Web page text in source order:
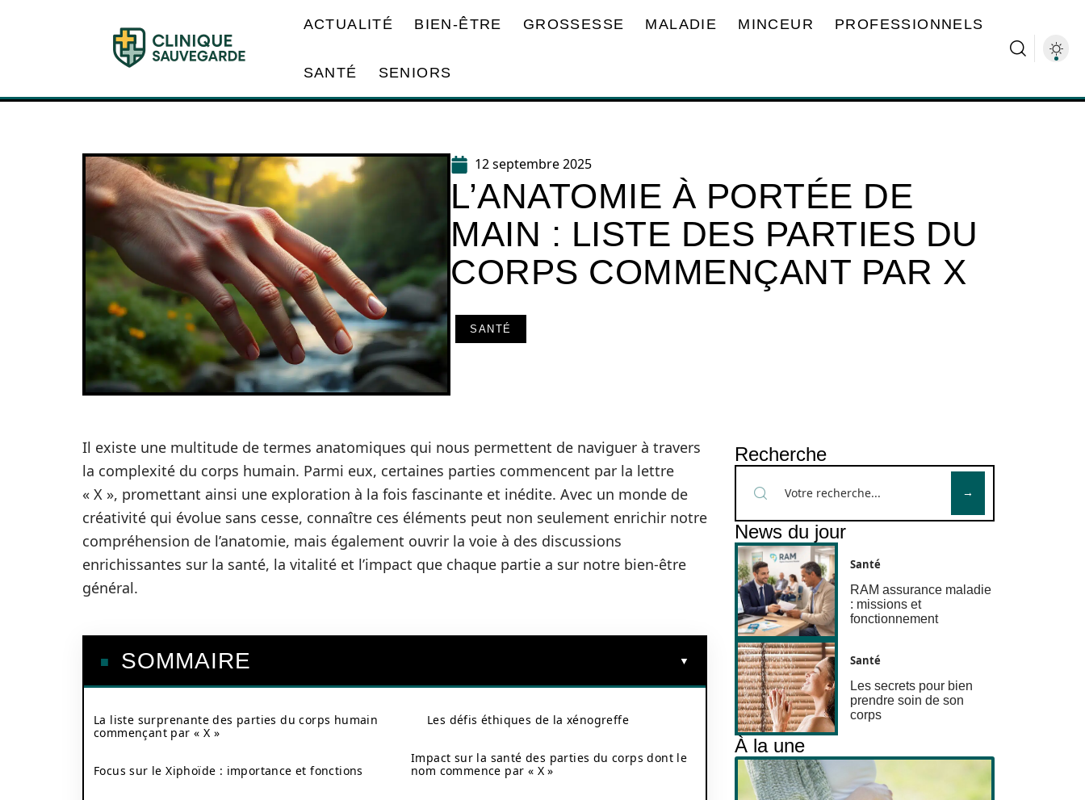
ACTUALITÉ BIEN-ÊTRE GROSSESSE MALADIE MINCEUR PROFESSIONNELS
SANTÉ SENIORS
12 septembre 2025
L’ANATOMIE À PORTÉE DE
MAIN : LISTE DES PARTIES DU
CORPS COMMENÇANT PAR X
SANTÉ
Il existe une multitude de termes anatomiques qui nous permettent de naviguer à travers
la complexité du corps humain. Parmi eux, certaines parties commencent par la lettre
« X », promettant ainsi une exploration à la fois fascinante et inédite. Avec un monde de
créativité qui évolue sans cesse, connaître ces éléments peut non seulement enrichir notre
compréhension de l’anatomie, mais également ouvrir la voie à des discussions
enrichissantes sur la santé, la vitalité et l’impact que chaque partie a sur notre bien-être
général.
SOMMAIRE
La liste surprenante des parties du corps humain
commençant par « X »
Focus sur le Xiphoïde : importance et fonctions
Les défis éthiques de la xénogreffe
Impact sur la santé des parties du corps dont le
nom commence par « X »
Recherche
News du jour
Santé
RAM assurance maladie
: missions et
fonctionnement
Santé
Les secrets pour bien
prendre soin de son
corps
À la une